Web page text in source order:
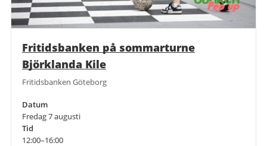
Fritidsbanken på sommarturne
Björklanda Kile
Fritidsbanken Göteborg
Datum
Fredag 7 augusti
Tid
12:00–16:00